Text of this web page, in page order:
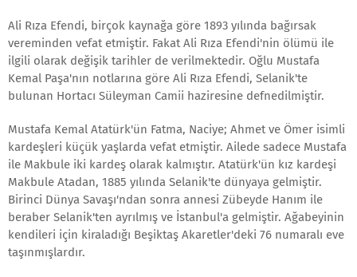
Ali Rıza Efendi, birçok kaynağa göre 1893 yılında bağırsak
vereminden vefat etmiştir. Fakat Ali Rıza Efendi'nin ölümü ile
ilgili olarak değişik tarihler de verilmektedir. Oğlu Mustafa
Kemal Paşa'nın notlarına göre Ali Rıza Efendi, Selanik'te
bulunan Hortacı Süleyman Camii haziresine defnedilmiştir.
Mustafa Kemal Atatürk'ün Fatma, Naciye; Ahmet ve Ömer isimli
kardeşleri küçük yaşlarda vefat etmiştir. Ailede sadece Mustafa
ile Makbule iki kardeş olarak kalmıştır. Atatürk'ün kız kardeşi
Makbule Atadan, 1885 yılında Selanik'te dünyaya gelmiştir.
Birinci Dünya Savaşı'ndan sonra annesi Zübeyde Hanım ile
beraber Selanik'ten ayrılmış ve İstanbul'a gelmiştir. Ağabeyinin
kendileri için kiraladığı Beşiktaş Akaretler'deki 76 numaralı eve
taşınmışlardır.